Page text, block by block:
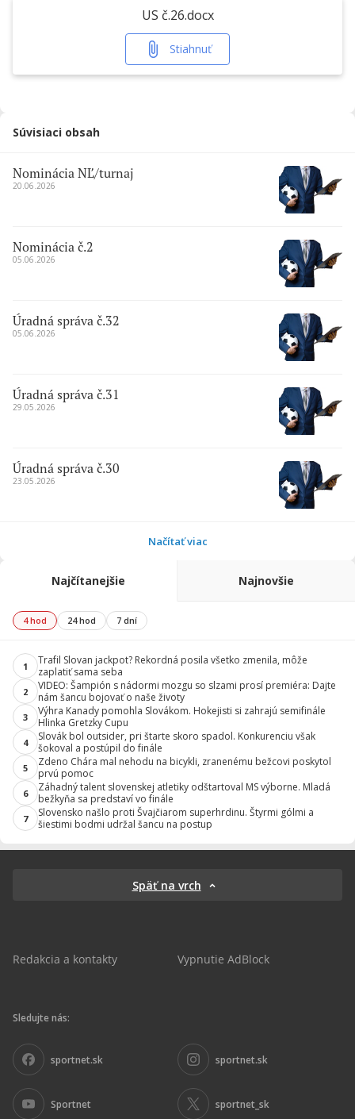
US č.26.docx
Stiahnuť
Súvisiaci obsah
Nominácia NĽ/turnaj
20.06.2026
Nominácia č.2
05.06.2026
Úradná správa č.32
05.06.2026
Úradná správa č.31
29.05.2026
Úradná správa č.30
23.05.2026
Načítať viac
Najčítanejšie Najnovšie
4 hod 24 hod 7 dní
1
Trafil Slovan jackpot? Rekordná posila všetko zmenila, môže
zaplatiť sama seba
2
VIDEO: Šampión s nádormi mozgu so slzami prosí premiéra: Dajte
nám šancu bojovať o naše životy
3
Výhra Kanady pomohla Slovákom. Hokejisti si zahrajú semifinále
Hlinka Gretzky Cupu
4
Slovák bol outsider, pri štarte skoro spadol. Konkurenciu však
šokoval a postúpil do finále
5
Zdeno Chára mal nehodu na bicykli, zranenému bežcovi poskytol
prvú pomoc
6
Záhadný talent slovenskej atletiky odštartoval MS výborne. Mladá
bežkyňa sa predstaví vo finále
7
Slovensko našlo proti Švajčiarom superhrdinu. Štyrmi gólmi a
šiestimi bodmi udržal šancu na postup
Späť na vrch
Redakcia a kontakty Vypnutie AdBlock
Sledujte nás:
sportnet.sk sportnet.sk
Sportnet sportnet_sk